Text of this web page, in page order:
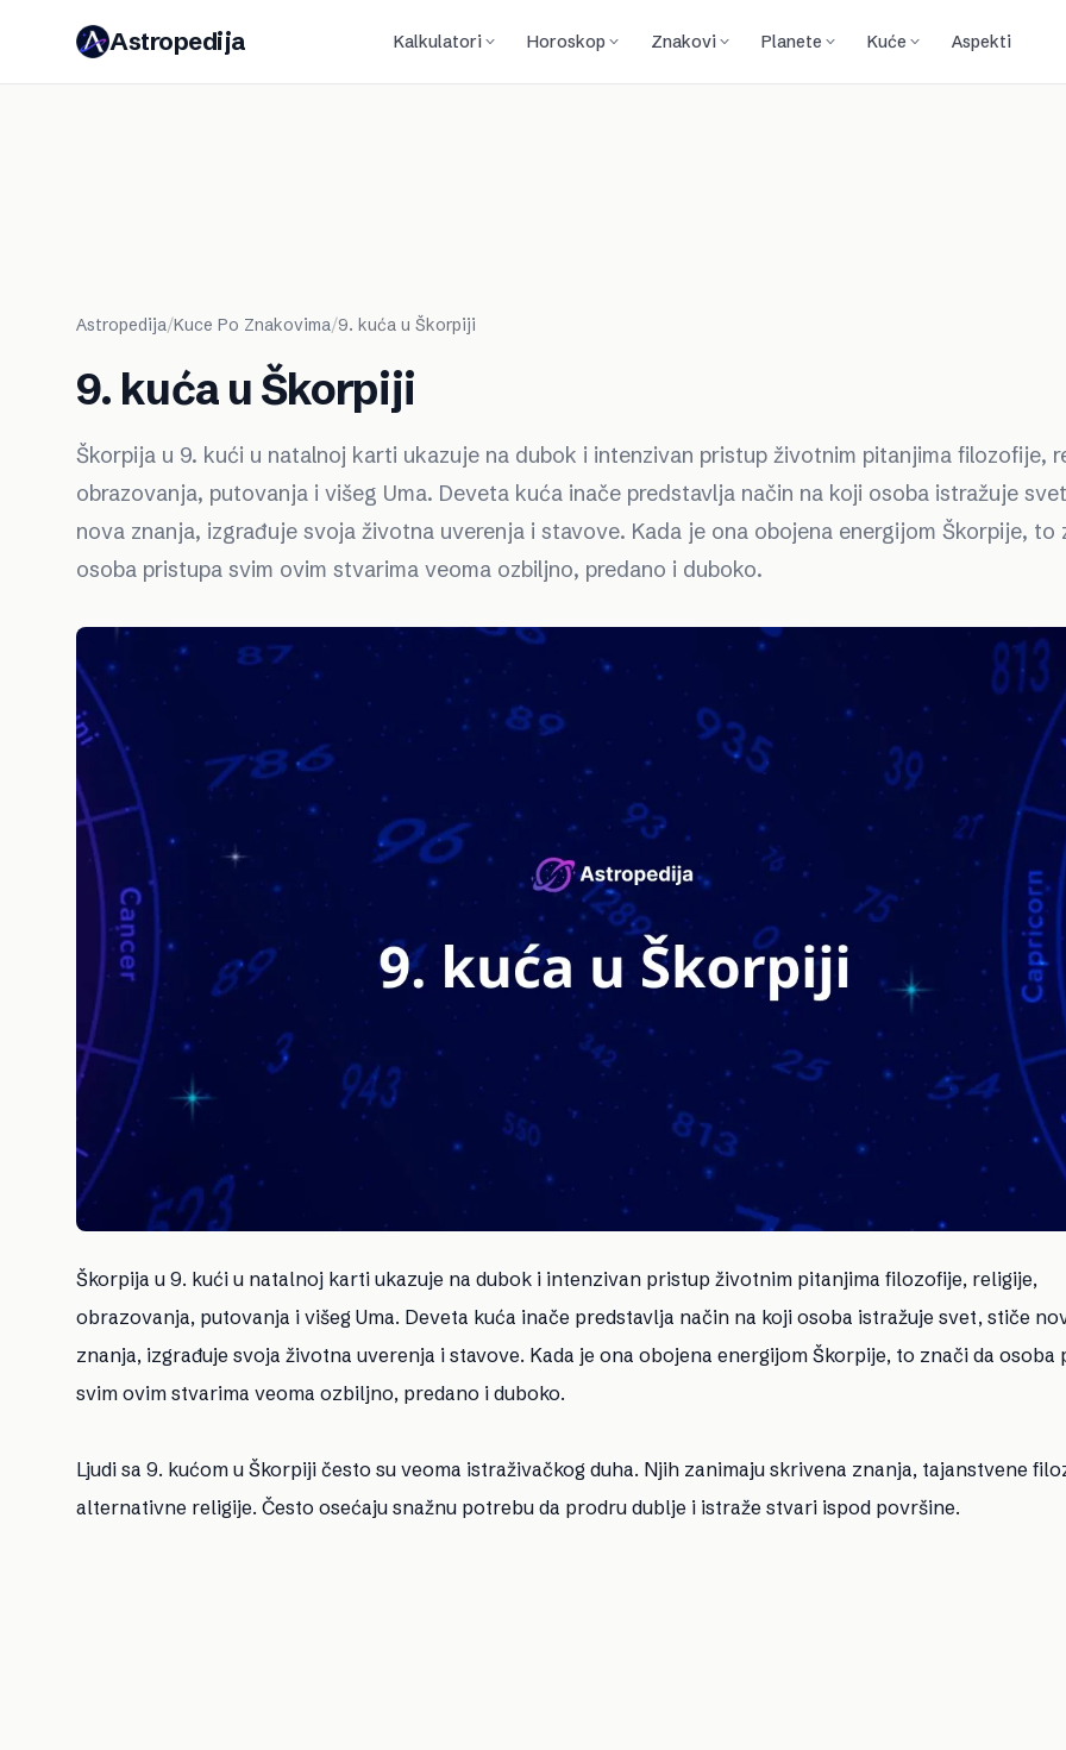
Astropedija Kalkulatori Horoskop Znakovi Planete Kuće Aspekti
Astropedija/Kuce Po Znakovima/9. kuća u Škorpiji
9. kuća u Škorpiji
Škorpija u 9. kući u natalnoj karti ukazuje na dubok i intenzivan pristup životnim pitanjima filozofije,
obrazovanja, putovanja i višeg Uma. Deveta kuća inače predstavlja način na koji osoba istražuje
nova znanja, izgrađuje svoja životna uverenja i stavove. Kada je ona obojena energijom Škorpije, to
osoba pristupa svim ovim stvarima veoma ozbiljno, predano i duboko.
Škorpija u 9. kući u natalnoj karti ukazuje na dubok i intenzivan pristup životnim pitanjima filozofije, religije,
obrazovanja, putovanja i višeg Uma. Deveta kuća inače predstavlja način na koji osoba istražuje svet, stiče
znanja, izgrađuje svoja životna uverenja i stavove. Kada je ona obojena energijom Škorpije, to znači da osoba
svim ovim stvarima veoma ozbiljno, predano i duboko.
Ljudi sa 9. kućom u Škorpiji često su veoma istraživačkog duha. Njih zanimaju skrivena znanja, tajanstvene
alternativne religije. Često osećaju snažnu potrebu da prodru dublje i istraže stvari ispod površine.